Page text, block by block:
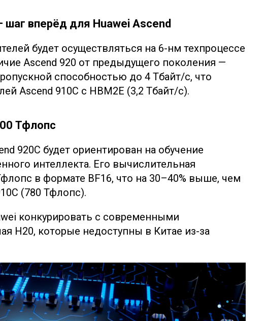
шаг вперёд для Huawei Ascend
будет осуществляться на 6-нм техпроцессе
Ascend 920 от предыдущего поколения —
способностью до 4 Тбайт/с, что
Ascend 910C с HBM2E (3,2 Тбайт/с).
Тфлопс
920C будет ориентирован на обучение
интеллекта. Его вычислительная
в формате BF16, что на 30–40% выше, чем
(780 Тфлопс).
конкурировать с современными
H20, которые недоступны в Китае из-за